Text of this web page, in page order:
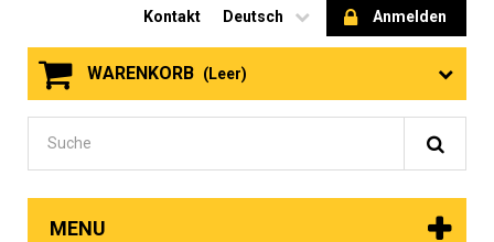
Anmelden
Deutsch
Kontakt
WARENKORB (Leer)
MENU